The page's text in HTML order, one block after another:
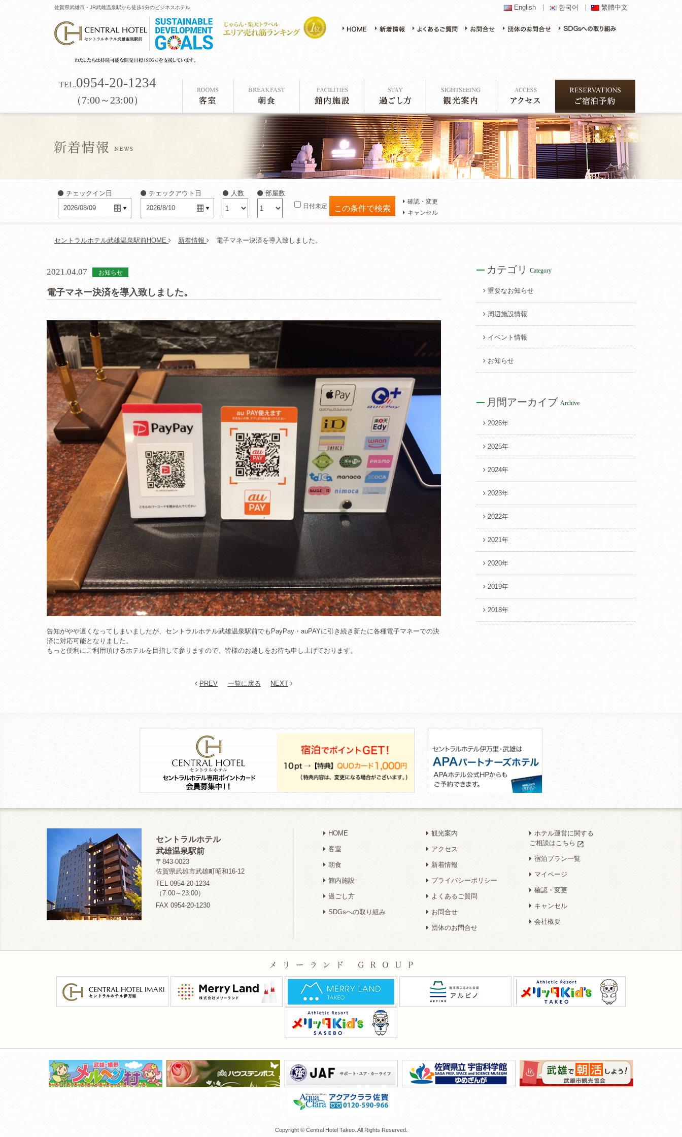
佐賀県武雄市・JR武雄温泉駅から徒歩1分のビジネスホテル English 한국어 繁體中文
TEL.0954-20-1234
（7:00～23:00）
チェックイン日 チェックアウト日 人数 部屋数
日付未定
確認・変更
キャンセル
セントラルホテル武雄温泉駅前HOME 新着情報 電子マネー決済を導入致しました。
2021.04.07 お知らせ
電子マネー決済を導入致しました。
告知がやや遅くなってしまいましたが、セントラルホテル武雄温泉駅前でもPayPay・auPAYに引き続き新たに各種電子マネーでの決
済に対応可能となりました。
もっと便利にご利用頂けるホテルを目指して参りますので、皆様のお越しをお待ち申し上げております。
PREV 一覧に戻る NEXT
カテゴリ Category
重要なお知らせ
周辺施設情報
イベント情報
お知らせ
月間アーカイブ Archive
2026年
2025年
2024年
2023年
2022年
2021年
2020年
2019年
2018年
セントラルホテル
武雄温泉駅前
〒843-0023
佐賀県武雄市武雄町昭和16-12
TEL 0954-20-1234
（7:00～23:00）
FAX 0954-20-1230
HOME
客室
朝食
館内施設
過ごし方
SDGsへの取り組み
観光案内
アクセス
新着情報
プライバシーポリシー
よくあるご質問
お問合せ
団体のお問合せ
ホテル運営に関する
ご相談はこちら
宿泊プラン一覧
マイページ
確認・変更
キャンセル
会社概要
Copyright © Central Hotel Takeo. All Rights Reserved.